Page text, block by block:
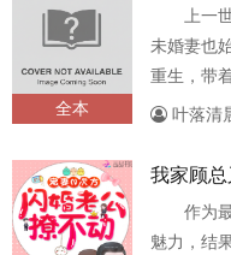
全本
上一
未婚妻也
重生，带
清算，父
叶落清
我家顾
作为
魅力，结